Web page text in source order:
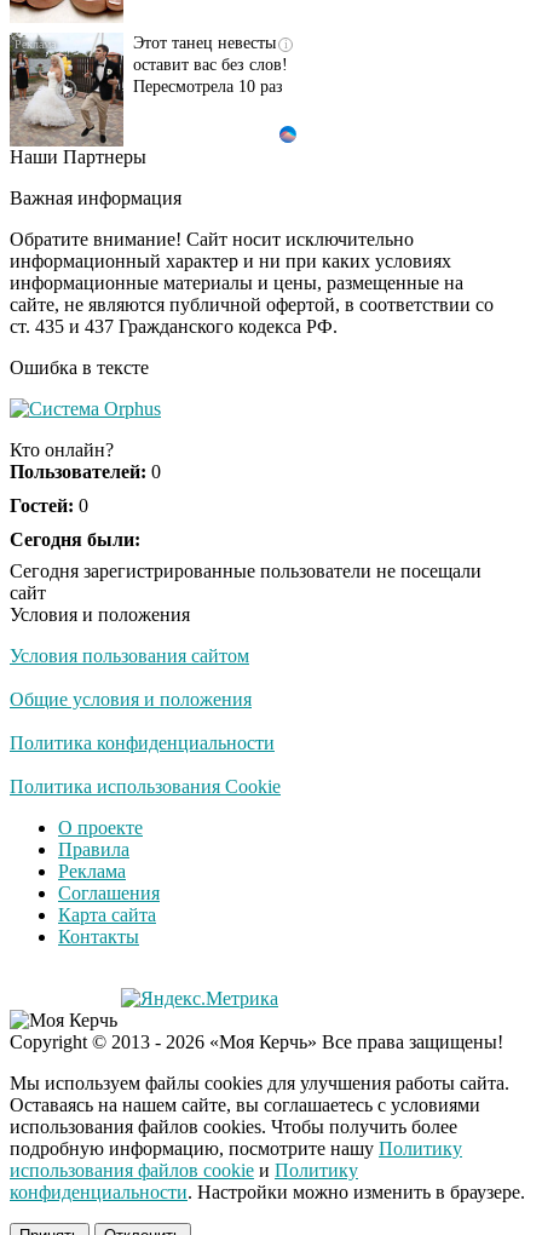
i
Этот танец невесты
оставит вас без слов!
Пересмотрела 10 раз
Ролик длится пару
шоке от увиденного
i
Ролик из Омска: вы
будете смеяться долго
Ржу не переставая, это
Скрытая камера на
люди вытворяют, когда
Ролик длится
смеяться вы будете
Королева вагона
оставит равнодушным
США — Южной
Корее: «Верни мне
всё, что я подарил —
патриотизме
Плющенко отправляет
сына выступать за
Азербайджан
Наши Партнеры
Важная информация
Обратите внимание! Сайт носит исключительно
информационный характер и ни при каких условиях
информационные материалы и цены, размещенные на
сайте, не являются публичной офертой, в соответствии со
ст. 435 и 437 Гражданского кодекса РФ.
Ошибка в тексте
Кто онлайн?
Пользователей: 0
Гостей: 0
Сегодня были:
Сегодня зарегистрированные пользователи не посещали
сайт
Условия и положения
Условия пользования сайтом
Общие условия и положения
Политика конфиденциальности
Политика использования Cookie
О проекте
Правила
Реклама
Соглашения
Карта сайта
Контакты
Copyright © 2013 - 2026 «Моя Керчь» Все права защищены!
Мы используем файлы cookies для улучшения работы сайта.
Оставаясь на нашем сайте, вы соглашаетесь с условиями
использования файлов cookies. Чтобы получить более
подробную информацию, посмотрите нашу Политику
использования файлов cookie и Политику
конфиденциальности. Настройки можно изменить в браузере.